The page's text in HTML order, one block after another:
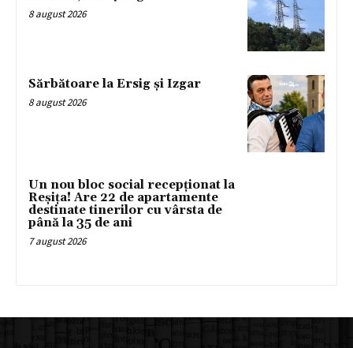
8 august 2026
Sărbătoare la Ersig și Izgar
8 august 2026
Un nou bloc social recepționat la
Reșița! Are 22 de apartamente
destinate tinerilor cu vârsta de
până la 35 de ani
7 august 2026